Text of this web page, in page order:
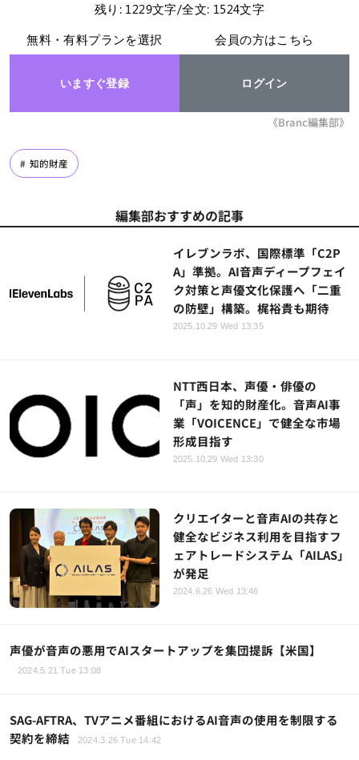
残り: 1229文字/全文: 1524文字
無料・有料プランを選択
いますぐ登録
会員の方はこちら
ログイン
《Branc編集部》
知的財産
編集部おすすめの記事
イレブンラボ、国際標準「C2P
A」準拠。AI音声ディープフェイ
ク対策と声優文化保護へ「二重
の防壁」構築。梶裕貴も期待
2025.10.29 Wed 13:35
NTT西日本、声優・俳優の
「声」を知的財産化。音声AI事
業「VOICENCE」で健全な市場
形成目指す
2025.10.29 Wed 13:30
クリエイターと音声AIの共存と
健全なビジネス利用を目指すフ
ェアトレードシステム「AILAS」
が発足
2024.6.26 Wed 13:46
声優が音声の悪用でAIスタートアップを集団提訴【米国】
2024.5.21 Tue 13:08
SAG-AFTRA、TVアニメ番組におけるAI音声の使用を制限する
契約を締結
2024.3.26 Tue 14:42